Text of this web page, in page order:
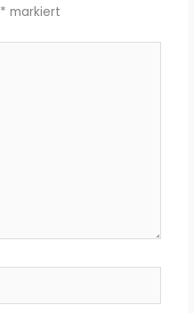
* markiert